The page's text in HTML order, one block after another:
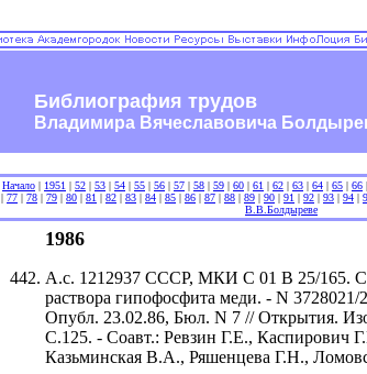
Библиография трудов
Владимира Вячеславовича
Начало | 1951 | 52 | 53 | 54 | 55 | 56 | 57 | 58 | 59 | 60 | 61 | 62 | 63 | 64 | 65 | 66 |
| 77 | 78 | 79 | 80 | 81 | 82 | 83 | 84 | 85 | 86 | 87 | 88 | 89 | 90 | 91 | 92 | 93 | 94 |
В.В.Болдыреве
1986
А.с. 1212937 СССР, МКИ C 01 B 25/165.
раствора гипофосфита меди. - N 3728021/
Опубл. 23.02.86, Бюл. N 7 // Открытия.
С.125. - Соавт.: Ревзин Г.Е., Каспирович
Казьминская В.А., Ряшенцева Г.Н.,